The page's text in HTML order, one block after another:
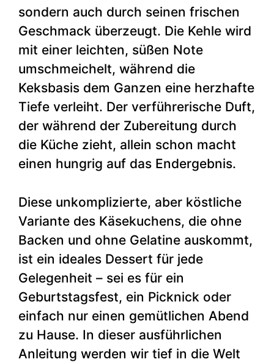
sondern auch durch seinen frischen
Geschmack überzeugt. Die Kehle wird
mit einer leichten, süßen Note
umschmeichelt, während die
Keksbasis dem Ganzen eine herzhafte
Tiefe verleiht. Der verführerische Duft,
der während der Zubereitung durch
die Küche zieht, allein schon macht
einen hungrig auf das Endergebnis.
Diese unkomplizierte, aber köstliche
Variante des Käsekuchens, die ohne
Backen und ohne Gelatine auskommt,
ist ein ideales Dessert für jede
Gelegenheit – sei es für ein
Geburtstagsfest, ein Picknick oder
einfach nur einen gemütlichen Abend
zu Hause. In dieser ausführlichen
Anleitung werden wir tief in die Welt